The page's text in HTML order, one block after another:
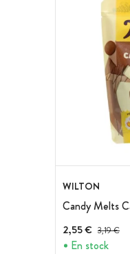
WILTON
Candy Melts
2,55 € Prix avant
3,19 €
En stock